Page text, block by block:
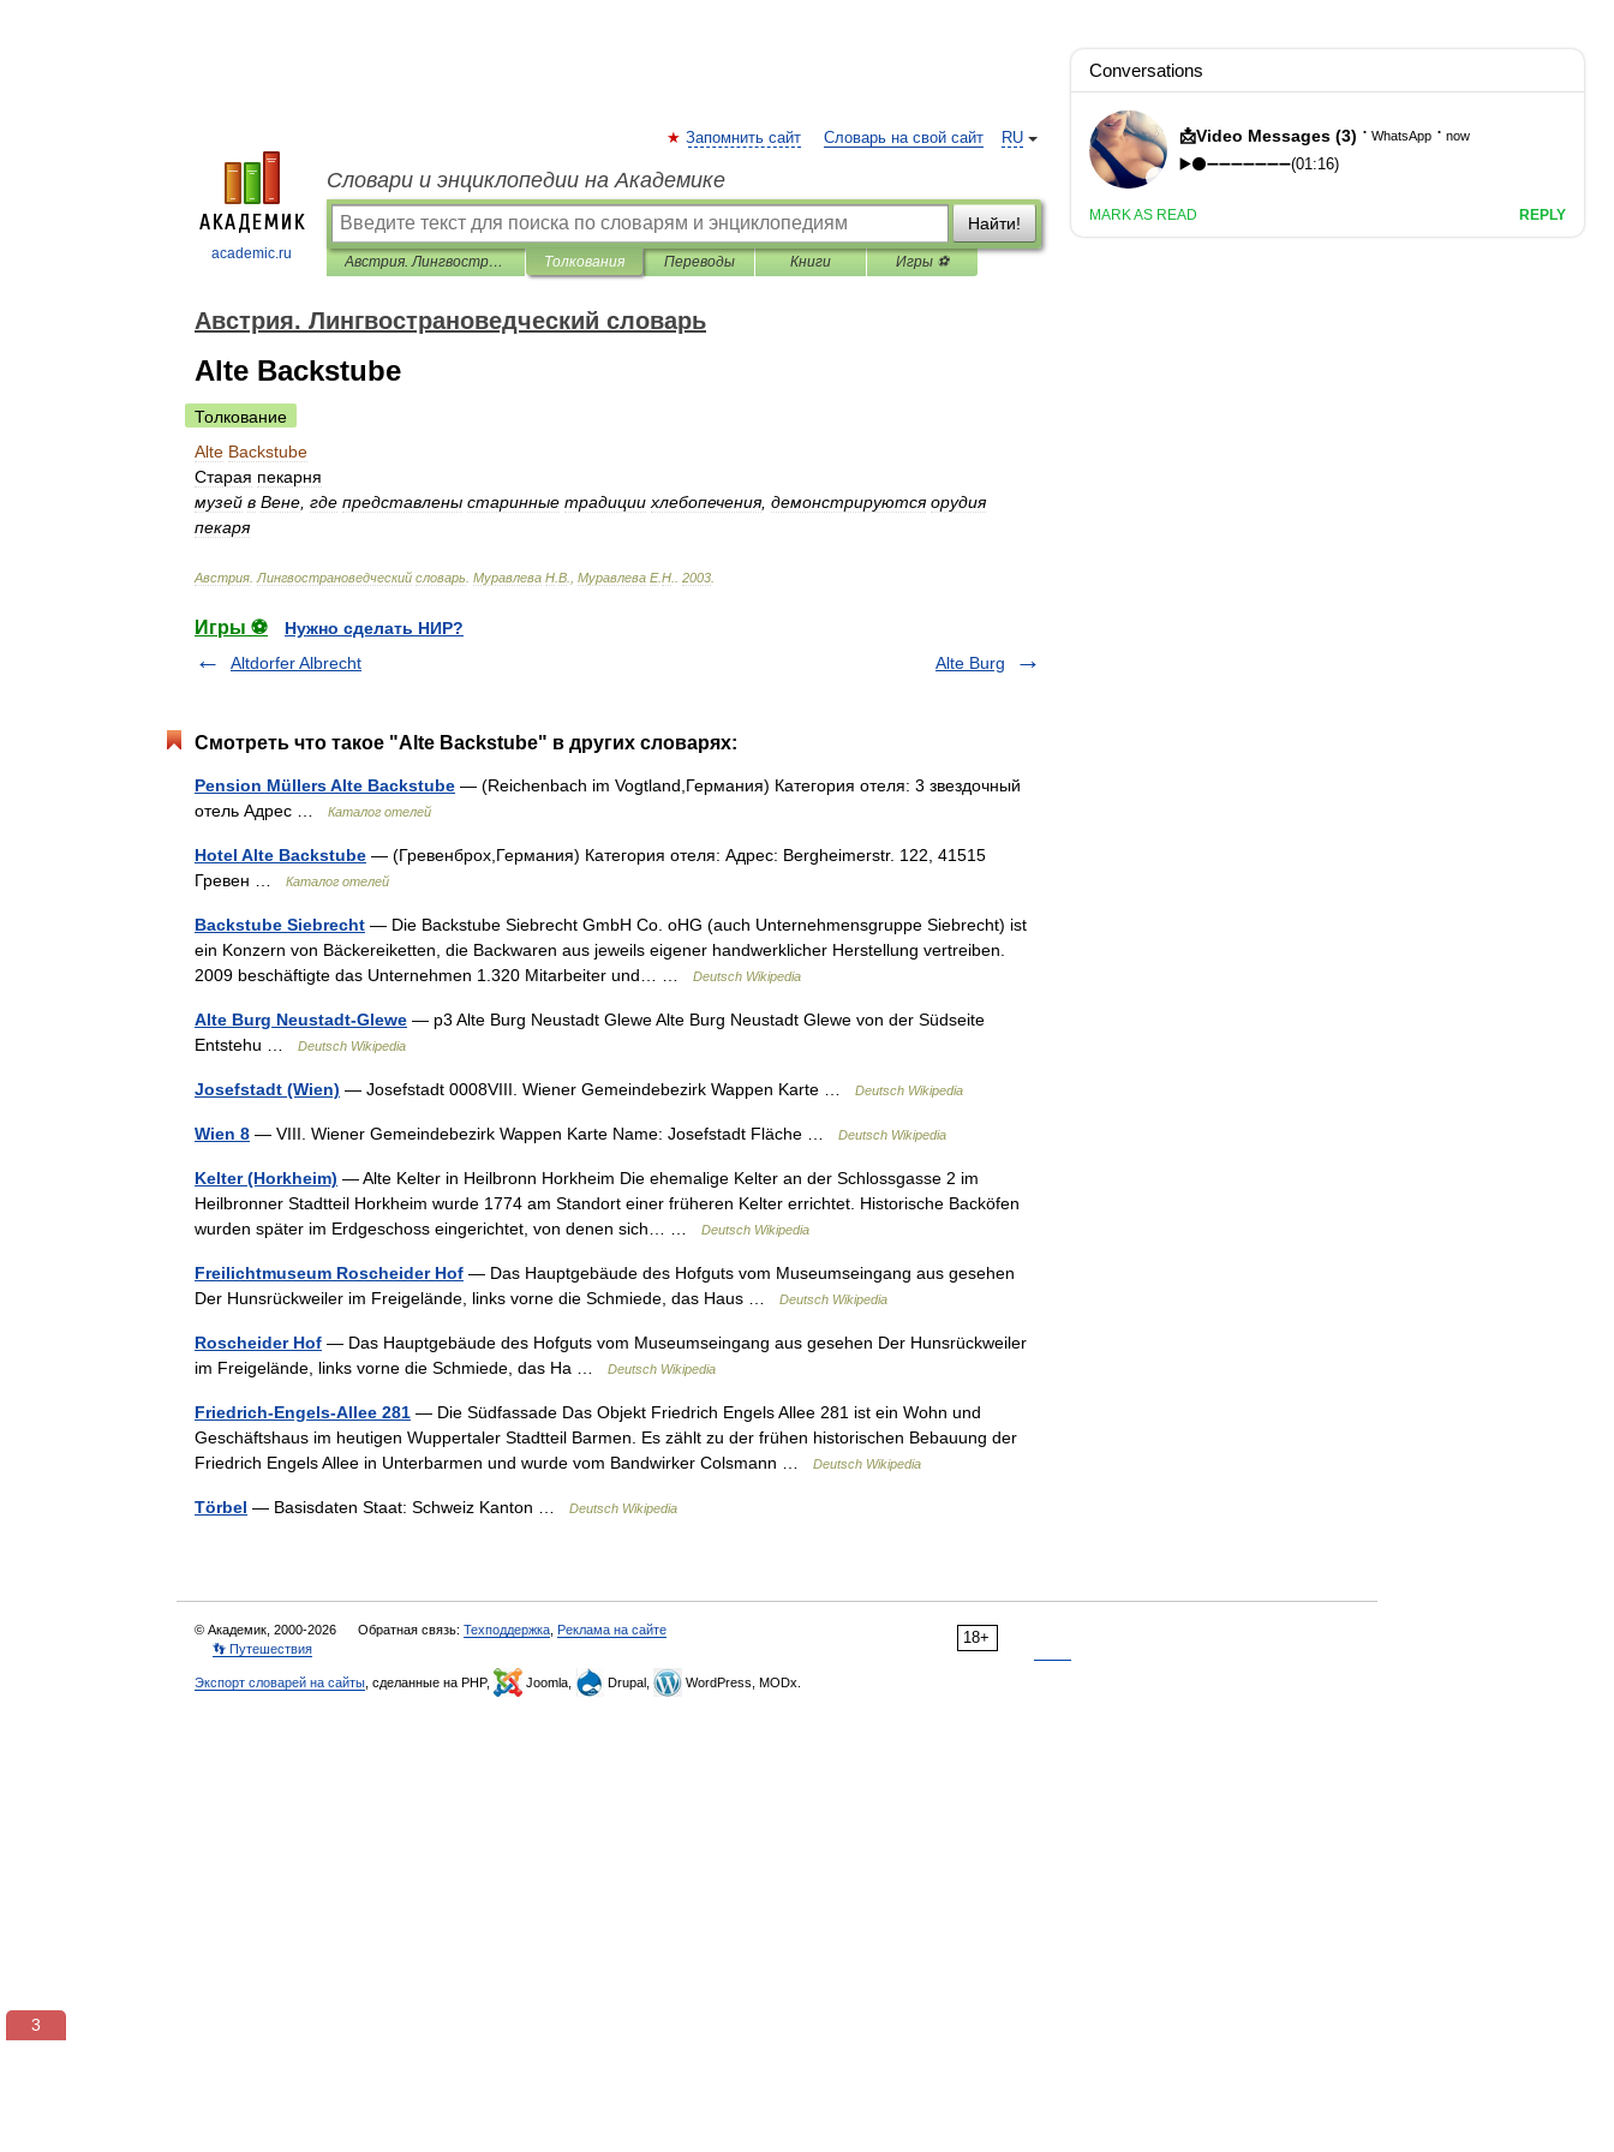
academic.ru
RU
Запомнить сайт Словарь на свой сайт
Словари и энциклопедии на Академике
Найти!
Австрия. Лингвострановедческий словарь Толкования Переводы Книги Игры ⚽
Австрия. Лингвострановедческий словарь
Alte Backstube
Толкование
Alte Backstube
Старая пекарня
музей в Вене где представлены старинные традиции хлебопечения, демонстрируются орудия
пекаря
Австрия Лингвострановедческий словарь Муравлева Н В Муравлева Е.Н 2003
Игры ⚽
Нужно сделать НИР?
Altdorfer Albrecht
Alte Burg
Смотреть что такое "Alte Backstube" в других словарях:
Pension Müllers Alte Backstube — (Reichenbach im Vogtland,Германия) Категория отеля: 3 звездочный
отель Адрес …
Каталог отелей
Hotel Alte Backstube — (Гревенброх,Германия) Категория отеля: Адрес: Bergheimerstr. 122, 41515
Гревен …
Каталог отелей
Backstube Siebrecht — Die Backstube Siebrecht GmbH Co. oHG (auch Unternehmensgruppe Siebrecht) ist
ein Konzern von Bäckereiketten, die Backwaren aus jeweils eigener handwerklicher Herstellung vertreiben.
2009 beschäftigte das Unternehmen 1.320 Mitarbeiter und… …
Deutsch Wikipedia
Alte Burg Neustadt-Glewe — p3 Alte Burg Neustadt Glewe Alte Burg Neustadt Glewe von der Südseite
Entstehu …
Deutsch Wikipedia
Josefstadt (Wien) — Josefstadt 0008VIII. Wiener Gemeindebezirk Wappen Karte … Deutsch Wikipedia
Wien 8 — VIII. Wiener Gemeindebezirk Wappen Karte Name: Josefstadt Fläche … Deutsch Wikipedia
Kelter (Horkheim) — Alte Kelter in Heilbronn Horkheim Die ehemalige Kelter an der Schlossgasse 2 im
Heilbronner Stadtteil Horkheim wurde 1774 am Standort einer früheren Kelter errichtet. Historische Backöfen
wurden später im Erdgeschoss eingerichtet, von denen sich… …
Deutsch Wikipedia
Freilichtmuseum Roscheider Hof — Das Hauptgebäude des Hofguts vom Museumseingang aus gesehen
Der Hunsrückweiler im Freigelände, links vorne die Schmiede, das Haus …
Deutsch Wikipedia
Roscheider Hof — Das Hauptgebäude des Hofguts vom Museumseingang aus gesehen Der Hunsrückweiler
im Freigelände, links vorne die Schmiede, das Ha …
Deutsch Wikipedia
Friedrich-Engels-Allee 281 — Die Südfassade Das Objekt Friedrich Engels Allee 281 ist ein Wohn und
Geschäftshaus im heutigen Wuppertaler Stadtteil Barmen. Es zählt zu der frühen historischen Bebauung der
Friedrich Engels Allee in Unterbarmen und wurde vom Bandwirker Colsmann …
Deutsch Wikipedia
Törbel — Basisdaten Staat: Schweiz Kanton … Deutsch Wikipedia
18+
© Академик, 2000-2026 Обратная связь: Техподдержка Реклама на сайте
👣 Путешествия
Экспорт словарей на сайты , сделанные на PHP, Joomla, Drupal, WordPress, MODx.
3